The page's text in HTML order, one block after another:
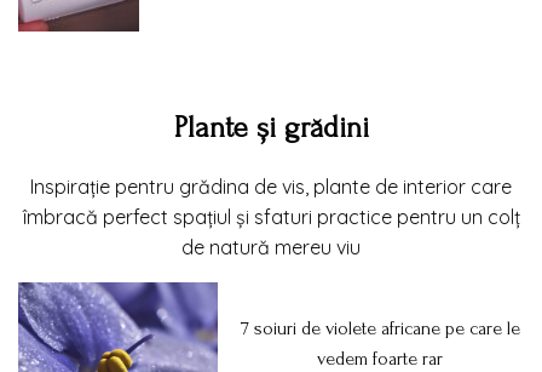
Plante și grădini
Inspirație pentru grădina de vis, plante de interior care
îmbracă perfect spațiul și sfaturi practice pentru un colț
de natură mereu viu
7 soiuri de violete africane pe care le
vedem foarte rar